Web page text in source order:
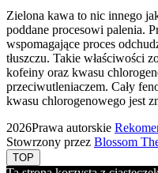
Zielona kawa to nic innego
poddane procesowi palenia.
wspomagające proces
tłuszczu. Takie właściwości
kofeiny oraz kwasu
przeciwutleniaczem. Cały
kwasu chlorogenowego jest
2026Prawa autorskie
Stowrzony przez Blossom
TOP